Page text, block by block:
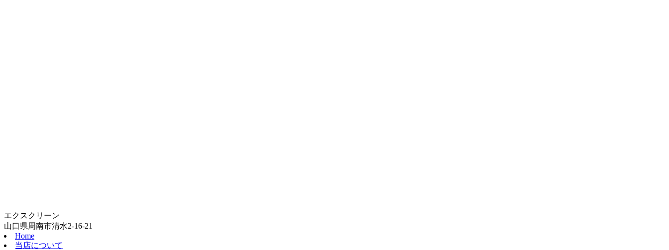
エクスクリーン
山口県周南市清水2-16-21
Home
当店について